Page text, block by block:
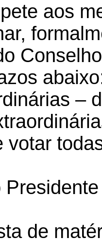
aos
–
votar
de